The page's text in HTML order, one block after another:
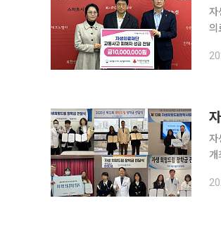
자
의료비를 지
일
자
개최했
헌